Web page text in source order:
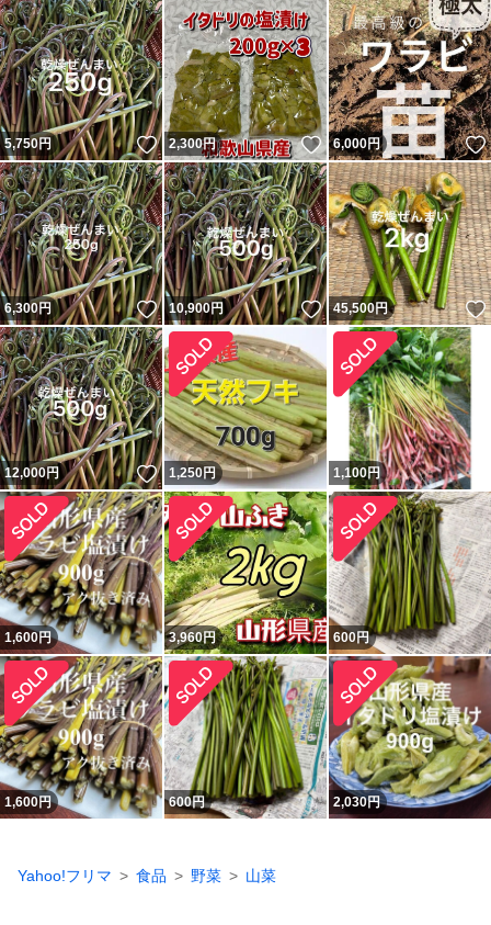
5,750円 いいね！
2,300円 いいね！
6,000円
6,300円 いいね！
10,900円 いいね！
45,500円
12,000円 いいね！
1,250円 1,100円
1,600円 3,960円 600円
1,600円 600円 2,030円
Yahoo!フリマ 食品 野菜 山菜